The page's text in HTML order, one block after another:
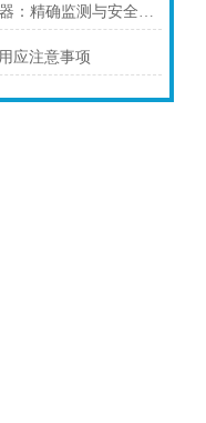
威卡压力变送器：精确监测与安全控制的必备装备
应注意事项